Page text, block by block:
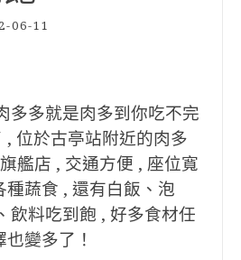
06-11
多多就是肉多到你吃不完
, 位於古亭站附近的肉多
艦店 , 交通方便 , 座位寬
種蔬食 , 還有白飯、泡
飲料吃到飽 , 好多食材任
變多了！